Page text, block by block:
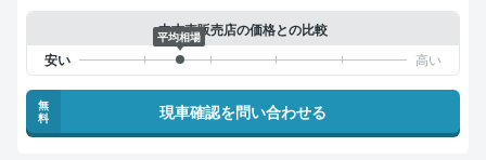
中古車販売店の価格との比較
平均相場
無
料
現車確認を問い合わせる